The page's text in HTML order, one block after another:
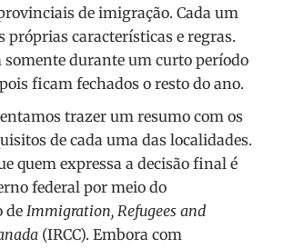
de imigração. Cada um
próprias características e regras.
durante um curto período
ficam fechados o resto do ano.
trazer um resumo com os
de cada uma das localidades.
quem expressa a decisão final é
federal por meio do
de Immigration, Refugees and
(IRCC). Embora com